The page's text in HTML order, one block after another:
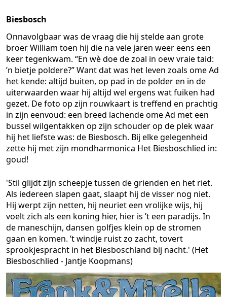
Biesbosch
Onnavolgbaar was de vraag die hij stelde aan grote
broer William toen hij die na vele jaren weer eens een
keer tegenkwam. “En wè doe de zoal in oew vraie taid:
’n bietje poldere?” Want dat was het leven zoals ome Ad
het kende: altijd buiten, op pad in de polder en in de
uiterwaarden waar hij altijd wel ergens wat fuiken had
gezet. De foto op zijn rouwkaart is treffend en prachtig
in zijn eenvoud: een breed lachende ome Ad met een
bussel wilgentakken op zijn schouder op de plek waar
hij het liefste was: de Biesbosch. Bij elke gelegenheid
zette hij met zijn mondharmonica Het Biesboschlied in:
goud!
'Stil glijdt zijn scheepje tussen de grienden en het riet.
Als iedereen slapen gaat, slaapt hij de visser nog niet.
Hij werpt zijn netten, hij neuriet een vrolijke wijs, hij
voelt zich als een koning hier, hier is ’t een paradijs. In
de maneschijn, dansen golfjes klein op de stromen
gaan en komen. ’t windje ruist zo zacht, tovert
sprookjespracht in het Biesboschland bij nacht.' (Het
Biesboschlied - Jantje Koopmans)